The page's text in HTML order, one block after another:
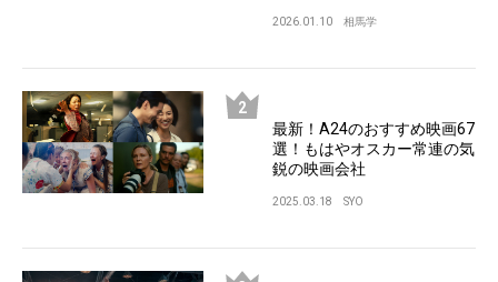
2026.01.10 相馬学
最新！A24のおすすめ映画67
選！もはやオスカー常連の気
鋭の映画会社
2025.03.18 SYO